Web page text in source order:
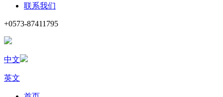
联系我们
+0573-87411795
中文
英文